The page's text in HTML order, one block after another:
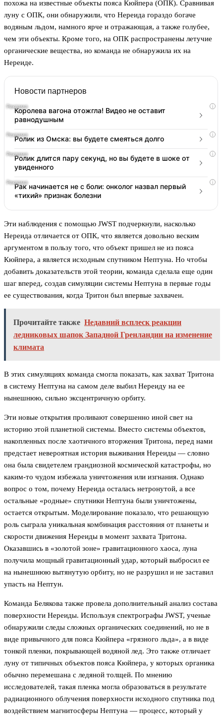
похожа на известные объекты пояса Кюйпера (ОПК). Сравнивая
луну с ОПК, они обнаружили, что Нереида гораздо богаче
водяным льдом, намного ярче и отражающая, а также голубее,
чем эти объекты. Кроме того, на ОПК распространены летучие
органические вещества, но команда не обнаружила их на
Нереиде.
Новости партнеров
i
Королева вагона отожгла! Видео не оставит
равнодушным
i
Ролик из Омска: вы будете смеяться долго
i
Ролик длится пару секунд, но вы будете в шоке от
увиденного
i
Рак начинается не с боли: онколог назвал первый
«тихий» признак болезни
Эти наблюдения с помощью JWST подчеркнули, насколько
Нереида отличается от ОПК, что является довольно веским
аргументом в пользу того, что объект пришел не из пояса
Кюйпера, а является исходным спутником Нептуна. Но чтобы
добавить доказательств этой теории, команда сделала еще один
шаг вперед, создав симуляции системы Нептуна в первые годы
ее существования, когда Тритон был впервые захвачен.
Прочитайте также Недавний всплеск реакции
ледниковых шапок Западной Гренландии на изменение
климата
В этих симуляциях команда смогла показать, как захват Тритона
в систему Нептуна на самом деле выбил Нереиду на ее
нынешнюю, сильно эксцентричную орбиту.
Эти новые открытия проливают совершенно иной свет на
историю этой планетной системы. Вместо системы объектов,
накопленных после хаотичного вторжения Тритона, перед нами
предстает невероятная история выживания Нереиды — словно
она была свидетелем грандиозной космической катастрофы, но
каким-то чудом избежала уничтожения или изгнания. Однако
вопрос о том, почему Нереида осталась нетронутой, а все
остальные «родные» спутники Нептуна были уничтожены,
остается открытым. Моделирование показало, что решающую
роль сыграла уникальная комбинация расстояния от планеты и
скорости движения Нереиды в момент захвата Тритона.
Оказавшись в «золотой зоне» гравитационного хаоса, луна
получила мощный гравитационный удар, который выбросил ее
на нынешнюю вытянутую орбиту, но не разрушил и не заставил
упасть на Нептун.
Команда Белякова также провела дополнительный анализ состава
поверхности Нереиды. Используя спектрографы JWST, ученые
обнаружили следы сложных органических соединений, но не в
виде привычного для пояса Кюйпера «грязного льда», а в виде
тонкой пленки, покрывающей водяной лед. Это также отличает
луну от типичных объектов пояса Кюйпера, у которых органика
обычно перемешана с ледяной толщей. По мнению
исследователей, такая пленка могла образоваться в результате
радиационного облучения поверхности исходного спутника под
воздействием магнитосферы Нептуна — процесс, который у